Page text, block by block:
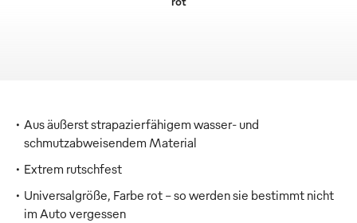
Aus äußerst strapazierfähigem wasser- und
schmutzabweisendem Material
Extrem rutschfest
Universalgröße, Farbe rot – so werden sie bestimmt nicht
im Auto vergessen